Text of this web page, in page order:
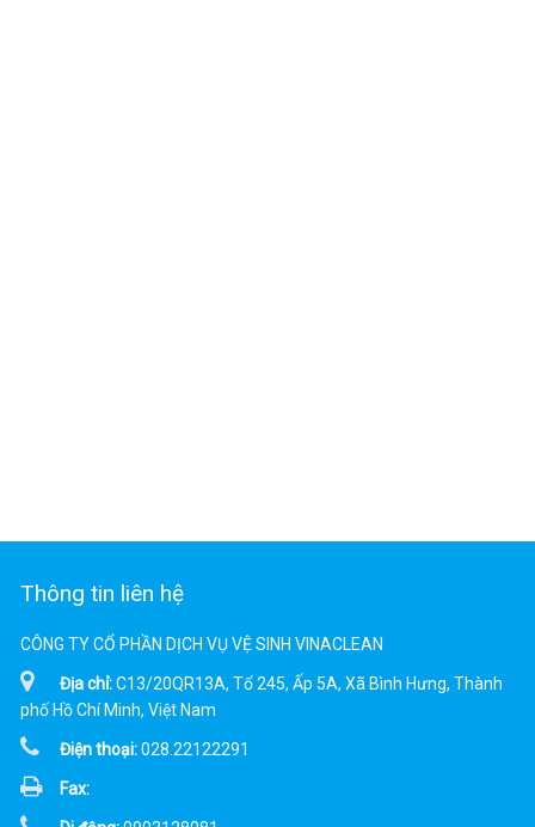
Thông tin liên hệ
CÔNG TY CỔ PHẦN DỊCH VỤ VỆ SINH VINACLEAN
Địa chỉ:C13/20QR13A, Tổ 245, Ấp 5A, Xã Bình Hưng, Thành
phố Hồ Chí Minh, Việt Nam
Điện thoại:028.22122291
Fax: